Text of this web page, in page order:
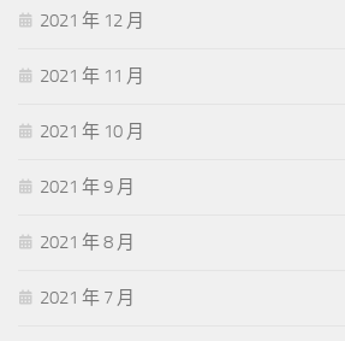
2021 年 12 月
2021 年 11 月
2021 年 10 月
2021 年 9 月
2021 年 8 月
2021 年 7 月